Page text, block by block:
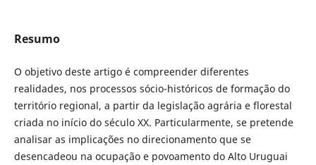
Resumo
O objetivo deste artigo é compreender diferentes
realidades, nos processos sócio-históricos de formação do
território regional, a partir da legislação agrária e florestal
criada no início do século XX. Particularmente, se pretende
analisar as implicações no direcionamento que se
desencadeou na ocupação e povoamento do Alto Uruguai